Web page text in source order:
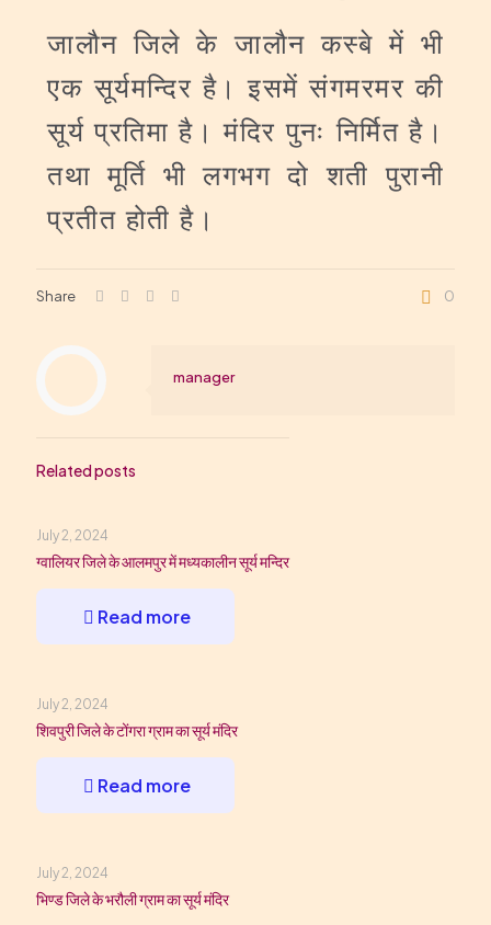
जालौन जिले के जालौन कस्बे में भी
एक सूर्यमन्दिर है। इसमें संगमरमर की
सूर्य प्रतिमा है। मंदिर पुनः निर्मित है।
तथा मूर्ति भी लगभग दो शती पुरानी
प्रतीत होती है।
Share 0
manager
Related posts
July 2, 2024
ग्वालियर जिले के आलमपुर में मध्यकालीन सूर्य मन्दिर
Read more
July 2, 2024
शिवपुरी जिले के टोंगरा ग्राम का सूर्य मंदिर
Read more
July 2, 2024
भिण्ड जिले के भरौली ग्राम का सूर्य मंदिर